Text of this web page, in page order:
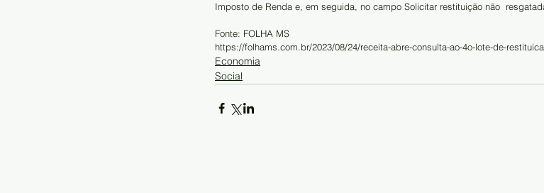
Imposto de Renda e, em seguida, no campo Solicitar restituição não
Fonte: FOLHA MS
https://folhams.com.br/2023/08/24/receita-abre-consulta-ao-4o-lote-de-
Economia
Social